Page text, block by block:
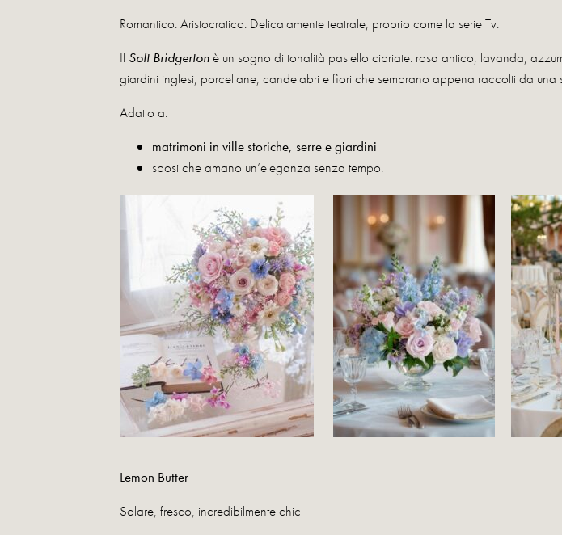
Romantico. Aristocratico. Delicatamente teatrale, proprio come la serie Tv.
Il Soft Bridgertonè un sogno di tonalità pastello cipriate: rosa antico, lavanda,
giardini inglesi, porcellane, candelabri e fiori che sembrano appena raccolti da una
Adatto a:
matrimoni in ville storiche, serre e giardini
sposi che amano un’eleganza senza tempo.
Lemon Butter
Solare, fresco, incredibilmente chic